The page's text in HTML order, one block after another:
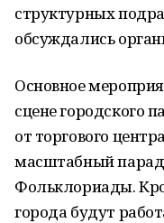
структурных
обсуждались
Основное
сцене городского
от торгового
масштабный
Фольклориады.
города будут